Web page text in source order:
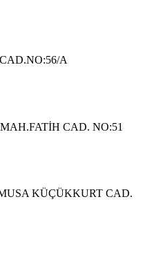
A
CAD. NO:51
KÜÇÜKKURT CAD.